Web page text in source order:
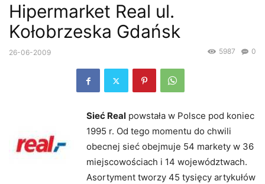
Hipermarket Real ul.
Kołobrzeska Gdańsk
26-06-2009 0
5987
Sieć Real powstała w Polsce pod koniec
1995 r. Od tego momentu do chwili
obecnej sieć obejmuje 54 markety w 36
miejscowościach i 14 województwach.
Asortyment tworzy 45 tysięcy artykułów